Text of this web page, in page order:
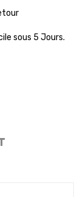
sous 5 Jours.